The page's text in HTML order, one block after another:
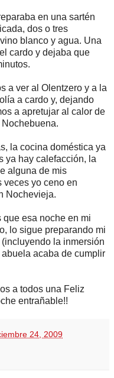
en una sartén
dos o tres
blanco y agua. Una
cardo y dejaba que
a ver al Olentzero y a la
a cardo y, dejando
a apretujar al calor de
la cocina doméstica ya
ya hay calefacción, la
alguna de mis
veces yo ceno en
Nochevieja.
esa noche en mi
lo sigue preparando mi
la inmersión
acaba de cumplir
a todos una Feliz
entrañable!!
24, 2009